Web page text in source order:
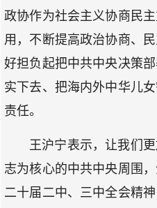
政协作为社会主义协商民
用，不断提高政治协商、
好担负起把中共中央决策
实下去、把海内外中华儿
责任。
王沪宁表示，让我们
志为核心的中共中央周围
二十届二中、三中全会精